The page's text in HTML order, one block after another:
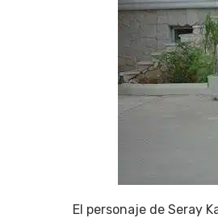
El personaje de Seray